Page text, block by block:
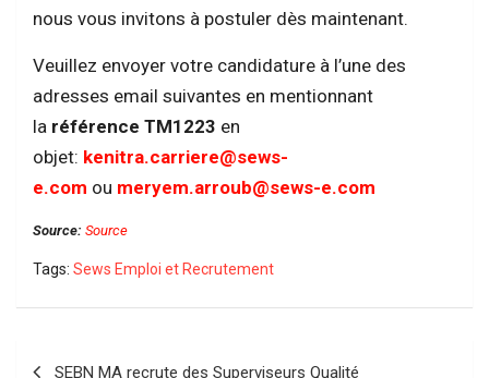
nous vous invitons à postuler dès maintenant.
Veuillez envoyer votre candidature à l’une des
adresses email suivantes en mentionnant
la référence TM1223 en
objet: kenitra.carriere@sews-
e.com ou meryem.arroub@sews-e.com
Source: Source
Tags: Sews Emploi et Recrutement
SEBN MA recrute des Superviseurs Qualité